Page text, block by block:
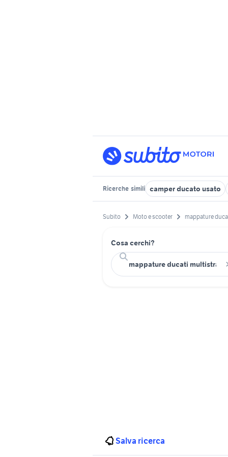
Ricerche simili camper ducato usato
Subito Moto e scooter mappature
Cosa cerchi?
Salva ricerca